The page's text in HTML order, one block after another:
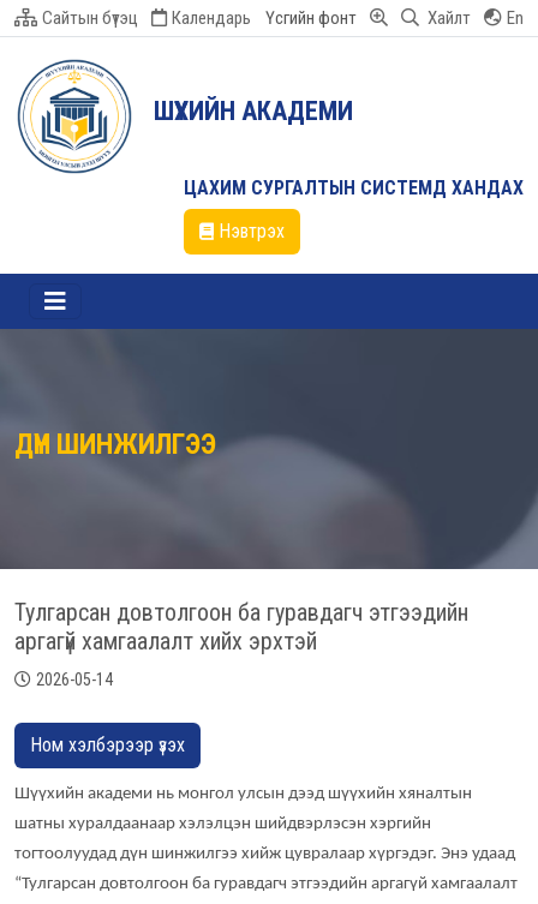
Сайтын бүтэц Календарь Үсгийн фонт Хайлт En
ШҮҮХИЙН АКАДЕМИ
ЦАХИМ СУРГАЛТЫН СИСТЕМД ХАНДАХ
Нэвтрэх
ДҮН ШИНЖИЛГЭЭ
Тулгарсан довтолгоон ба гуравдагч этгээдийн
аргагүй хамгаалалт хийх эрхтэй
2026-05-14
Ном хэлбэрээр үзэх
Шүүхийн академи нь монгол улсын дээд шүүхийн хяналтын
шатны хуралдаанаар хэлэлцэн шийдвэрлэсэн хэргийн
тогтоолуудад дүн шинжилгээ хийж цувралаар хүргэдэг. Энэ удаад
“Тулгарсан довтолгоон ба гуравдагч этгээдийн аргагүй хамгаалалт